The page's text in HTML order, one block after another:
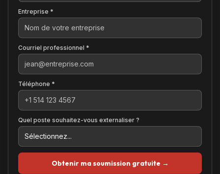
Entreprise *
Courriel professionnel *
Téléphone *
Quel poste souhaitez-vous externaliser ?
Obtenir ma soumission gratuite →